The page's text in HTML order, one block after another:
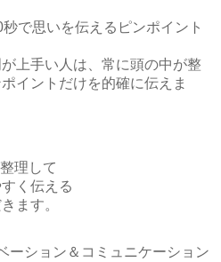
秒で思いを伝えるピンポイント
上手い人は、常に頭の中が整
イントだけを的確に伝えま
理して
く伝える
ます。
ーション＆コミュニケーション